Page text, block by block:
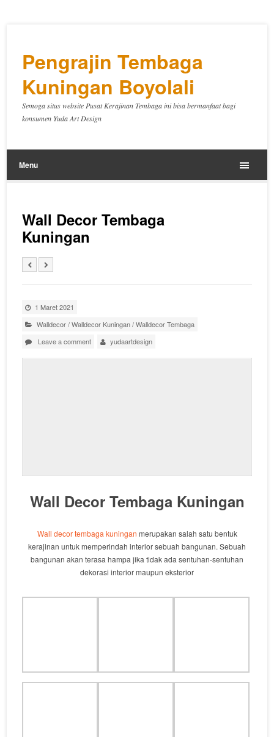
Pengrajin Tembaga
Kuningan Boyolali
Semoga situs website Pusat Kerajinan Tembaga ini bisa bermanfaat bagi
konsumen Yuda Art Design
Menu
Wall Decor Tembaga
Kuningan
1 Maret 2021
Walldecor/Walldecor Kuningan/Walldecor Tembaga
Leave a comment
yudaartdesign
Wall Decor Tembaga Kuningan
Wall decor tembaga kuningan merupakan salah satu bentuk
kerajinan untuk memperindah interior sebuah bangunan. Sebuah
bangunan akan terasa hampa jika tidak ada sentuhan-sentuhan
dekorasi interior maupun eksterior